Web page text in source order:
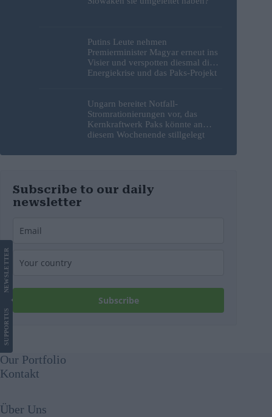
Putins Leute nehmen
Premierminister Magyar erneut ins
Visier und verspotten diesmal die
Energiekrise und das Paks-Projekt
Ungarn bereitet Notfall-
Stromrationierungen vor, das
Kernkraftwerk Paks könnte an
diesem Wochenende stillgelegt
Subscribe to our daily
newsletter
Subscribe
SUPPORT
US
NEWS
LETTER
Our Portfolio
Kontakt
Über Uns